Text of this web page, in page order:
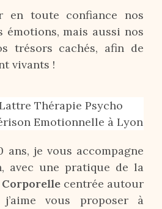
en toute confiance nos
émotions, mais aussi nos
trésors cachés, afin de
vivants !
ans, je vous accompagne
avec une pratique de la
centrée autour
vous proposer à